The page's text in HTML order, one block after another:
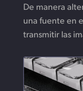
De manera
una fuente en
transmitir las